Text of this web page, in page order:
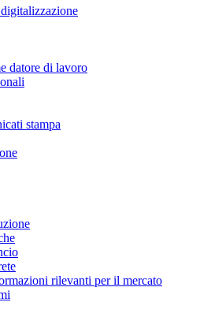
datore di lavoro
stampa
rilevanti per il mercato